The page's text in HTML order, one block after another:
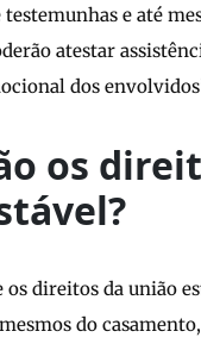
testemunhas e até
atestar
dos
os
os direitos da união
do casamento,